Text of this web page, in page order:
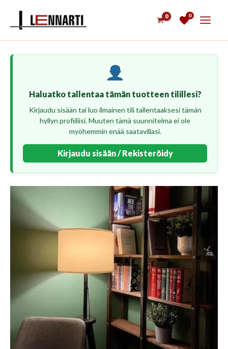
0
Haluatko tallentaa tämän tuotteen tilillesi?
Kirjaudu sisään tai luo ilmainen tili tallentaaksesi tämän
hyllyn profiiliisi. Muuten tämä suunnitelma ei ole
myöhemmin enää saatavillasi.
Kirjaudu sisään / Rekisteröidy